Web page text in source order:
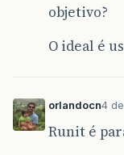
objetivo?
O ideal é
orlandocn4
Runit é